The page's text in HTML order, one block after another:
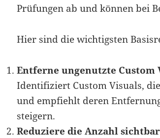
Prüfungen ab und können bei
Hier sind die wichtigsten
Entferne ungenutzte Custom
Identifiziert Custom Visuals,
und empfiehlt deren
steigern.
Reduziere die Anzahl